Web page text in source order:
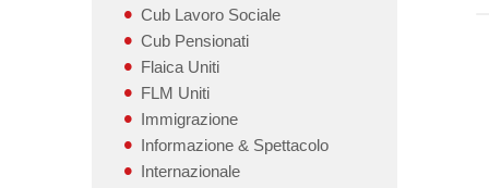
Cub Lavoro Sociale
Cub Pensionati
Flaica Uniti
FLM Uniti
Immigrazione
Informazione & Spettacolo
Internazionale